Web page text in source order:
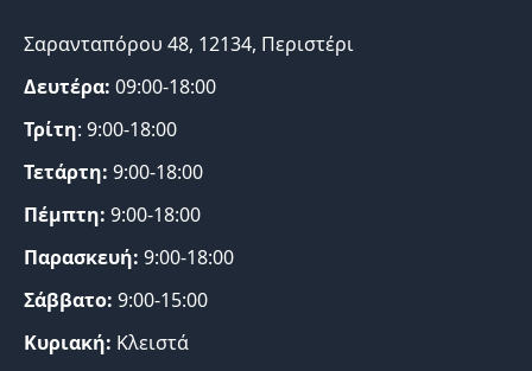
Σαρανταπόρου 48, 12134, Περιστέρι
Δευτέρα: 09:00-18:00
Τρίτη: 9:00-18:00
Τετάρτη: 9:00-18:00
Πέμπτη: 9:00-18:00
Παρασκευή: 9:00-18:00
Σάββατο: 9:00-15:00
Κυριακή: Κλειστά